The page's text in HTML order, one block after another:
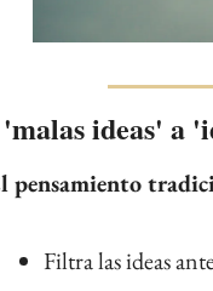
ideas' a
pensamiento
Filtra las ideas